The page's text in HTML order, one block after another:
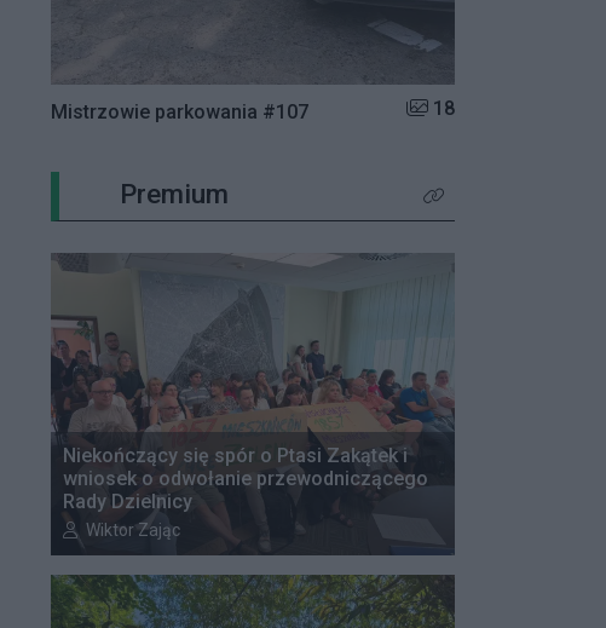
Mistrzowie parkowania #107 Liczba zdjęć w galerii:
18
Premium Kliknij aby zobaczyć
Niekończący się spór o Ptasi Zakątek i
wniosek o odwołanie przewodniczącego
Rady Dzielnicy
Autor artykułu:
Wiktor Zając